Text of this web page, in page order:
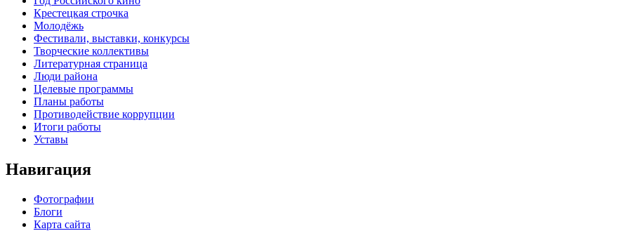
Крестецкая строчка
Молодёжь
Фестивали, выставки, конкурсы
Творческие коллективы
Литературная страница
Люди района
Целевые программы
Планы работы
Противодействие коррупции
Итоги работы
Уставы
Навигация
Фотографии
Блоги
Карта сайта